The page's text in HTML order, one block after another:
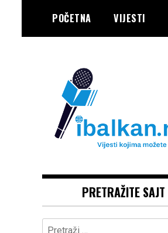
content
POČETNA VIJESTI
IBALKAN
PRETRAŽITE SAJT
Pretraga: